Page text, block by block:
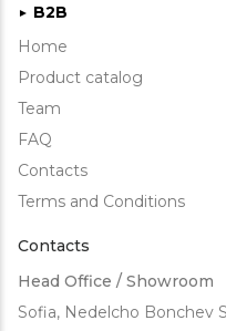
► B2B
Home
Product catalog
Team
FAQ
Contacts
Terms and Conditions
Contacts
Head Office / Showroom
Sofia, Nedelcho Bonchev